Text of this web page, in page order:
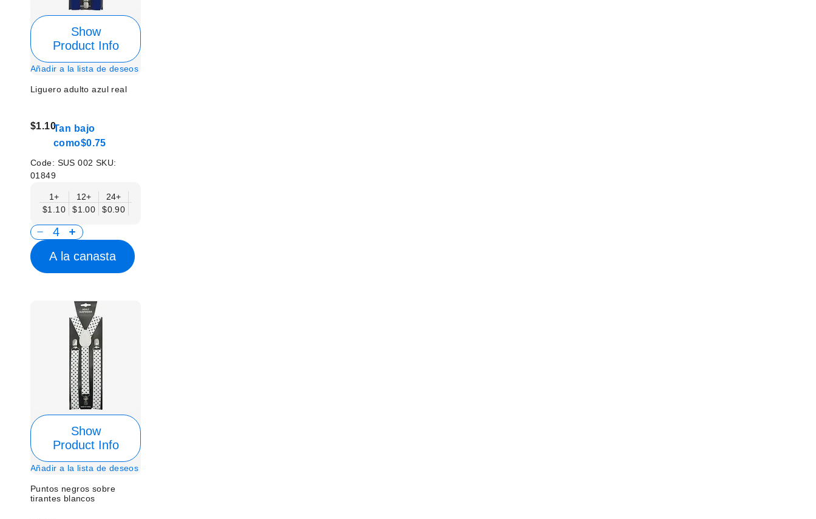
Show
Product Info
Añadir a la lista de deseos
Liguero adulto azul real
$1.10Tan bajo
como$0.75
Code: SUS 002 SKU:
01849
1+
$1.10
12+
$1.00
24+
$0.90
A la canasta
Show
Product Info
Añadir a la lista de deseos
Puntos negros sobre
tirantes blancos